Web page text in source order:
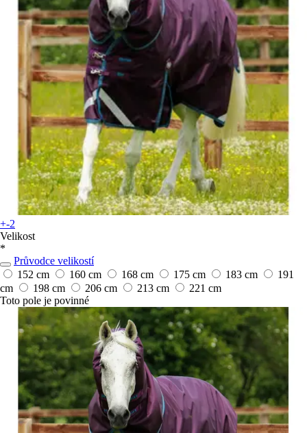
+-2
Velikost
*
Průvodce velikostí
152 cm
160 cm 168 cm 175 cm 183 cm
191
cm
198 cm 206 cm 213 cm
221 cm
Toto pole je povinné